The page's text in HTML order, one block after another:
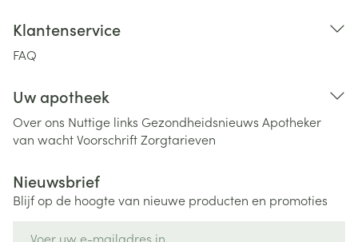
Klantenservice
FAQ
Uw apotheek
Over ons Nuttige links Gezondheidsnieuws Apotheker
van wachtVoorschriftZorgtarieven
Nieuwsbrief
Blijf op de hoogte van nieuwe producten en promoties